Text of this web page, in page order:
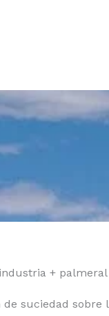
+ palmeral
suciedad sobre